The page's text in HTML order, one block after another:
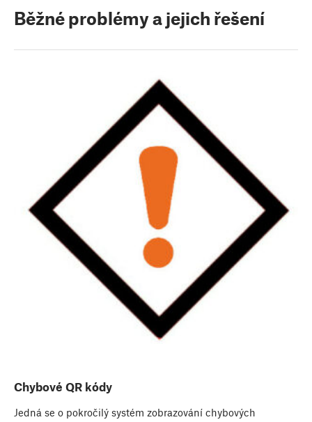
Běžné problémy a jejich řešení
Chybové QR kódy
Jedná se o pokročilý systém zobrazování chybových